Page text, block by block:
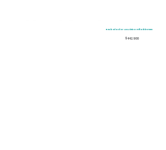
Resbalador Acuático Inflable Intex
$442.900